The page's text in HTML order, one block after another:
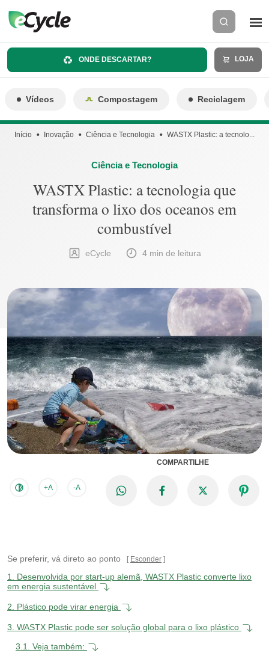
ONDE DESCARTAR? LOJA
Vídeos Compostagem Reciclagem
Início Inovação Ciência e Tecnologia WASTX Plastic: a tecnolo...
Ciência e Tecnologia
WASTX Plastic: a tecnologia que
transforma o lixo dos oceanos em
combustível
eCycle 4 min de leitura
+A -A
COMPARTILHE
Se preferir, vá direto ao ponto Esconder
1.
Desenvolvida por start-up alemã, WASTX Plastic converte lixo
em energia sustentável
2. Plástico pode virar energia
3. WASTX Plastic pode ser solução global para o lixo plástico
3.1.
Veja também: